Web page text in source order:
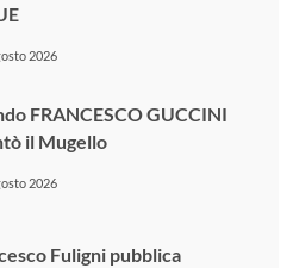
2026
FRANCESCO GUCCINI
il Mugello
2026
Fuligni pubblica